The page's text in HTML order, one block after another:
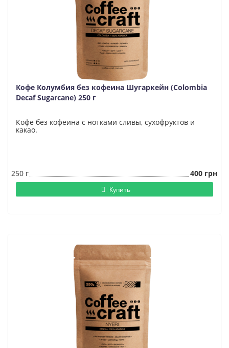
Кофе Колумбия без кофеина Шугаркейн (Colombia
Decaf Sugarcane) 250 г
Кофе без кофеина с нотками сливы, сухофруктов и
какао.
250 г 400 грн
Купить